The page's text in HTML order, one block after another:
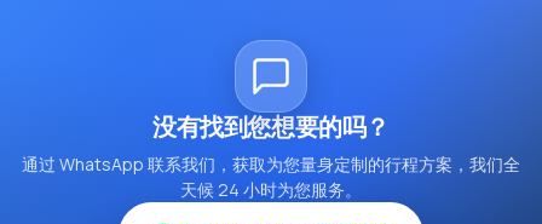
没有找到您想要的吗？
通过 WhatsApp 联系我们，获取为您量身定制的行程方案，我们全
天候 24 小时为您服务。